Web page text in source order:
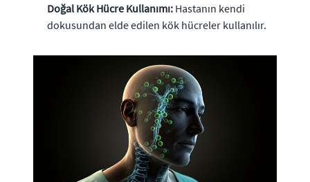
Doğal Kök Hücre Kullanımı: Hastanın kendi
dokusundan elde edilen kök hücreler kullanılır.